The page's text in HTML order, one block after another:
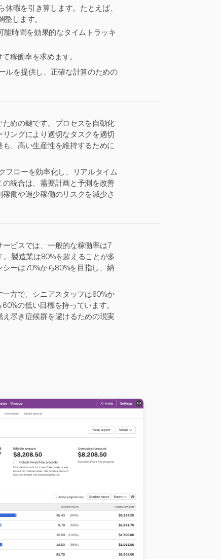
暇を引き算します。たとえば、
します。
時間を効果的なタイムトラッキ
稼働率を求めます。
ルを提供し、正確な計算のための
めの鍵です。プロセスを自動化
ングにより適切なタスクを適切
、高い生産性を維持するために
フローを効率化し、リアルタイム
統合は、需要計画と予測を改善
働や過少稼働のリスクを減少さ
ビスでは、一般的な稼働率は7
製造業は80%を超えることが多
ーは70%から80%を目指し、納
方で、シニアスタッフは60%か
の低い目標を持っています。
尽き症候群を避けるための現実